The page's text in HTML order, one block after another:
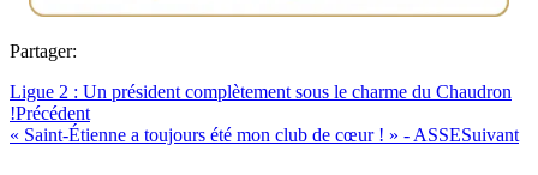
Partager:
Ligue 2 : Un président complètement sous le charme du Chaudron
!Précédent
« Saint-Étienne a toujours été mon club de cœur ! » - ASSESuivant